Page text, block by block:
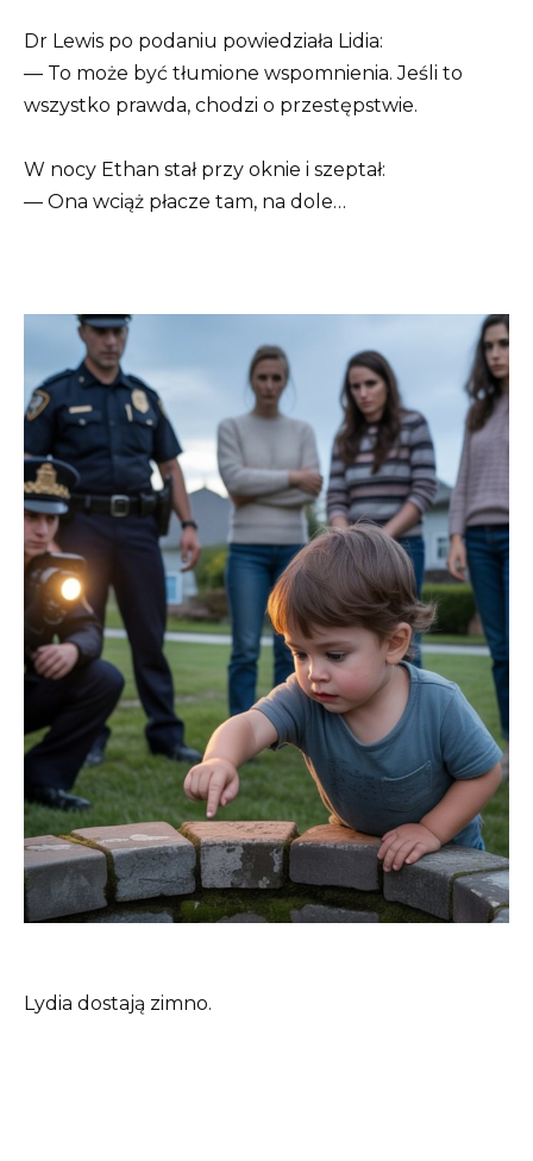
Dr Lewis po podaniu powiedziała Lidia:
— To może być tłumione wspomnienia. Jeśli to
wszystko prawda, chodzi o przestępstwie.
W nocy Ethan stał przy oknie i szeptał:
— Ona wciąż płacze tam, na dole…
Lydia dostają zimno.